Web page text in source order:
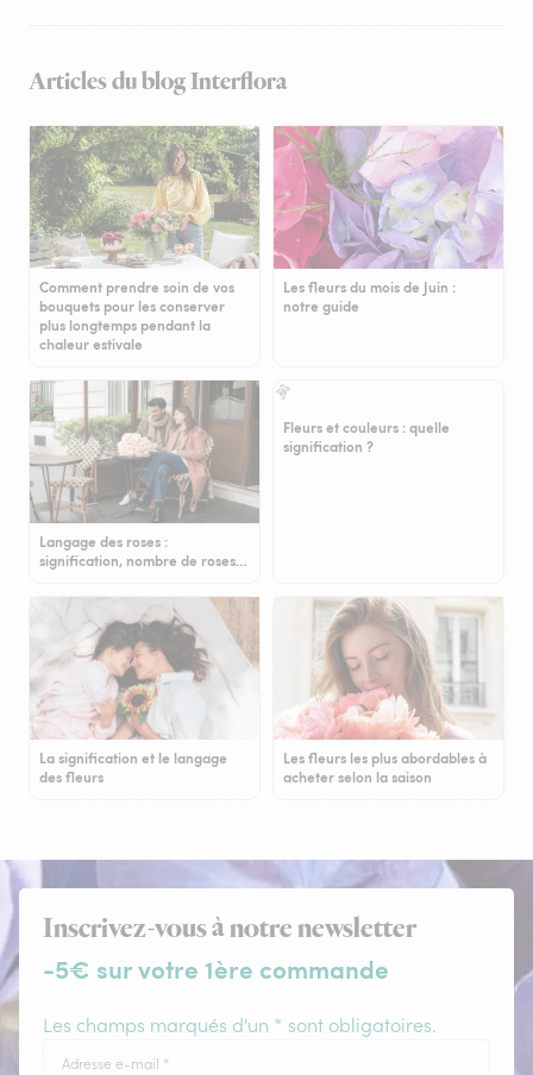
Articles du blog Interflora
Comment prendre soin de vos
bouquets pour les conserver
plus longtemps pendant la
chaleur estivale
Les fleurs du mois de Juin :
notre guide
Langage des roses :
signification, nombre de roses…
Fleurs et couleurs : quelle
signification ?
La signification et le langage
des fleurs
Les fleurs les plus abordables à
acheter selon la saison
Inscrivez-vous à notre newsletter
-5€ sur votre 1ère commande
Les champs marqués d'un * sont obligatoires.
Adresse e-mail *